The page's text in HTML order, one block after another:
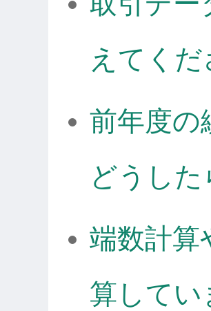
えてくだ
前年度の
どうし
端数計算
算してい